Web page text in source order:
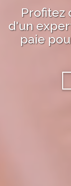
Profitez
d'un
paie